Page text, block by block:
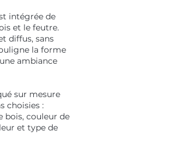
intégrée de
et le feutre.
diffus, sans
la forme
ambiance
sur mesure
choisies :
bois, couleur de
et type de